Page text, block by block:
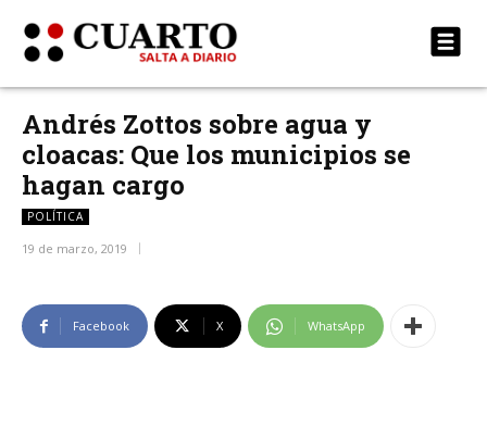
Andrés Zottos sobre agua y
cloacas: Que los municipios se
hagan cargo
POLÍTICA
19 de marzo, 2019
Facebook X WhatsApp